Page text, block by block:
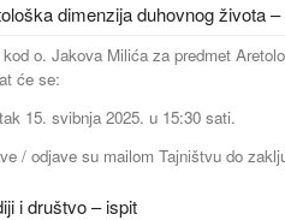
dimenzija duhovnog života –
o. Jakova Milića za predmet
će se:
15. svibnja 2025. u 15:30 sati.
/ odjave su mailom Tajništvu do
i društvo – ispit